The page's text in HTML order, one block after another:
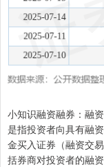
小知识融资融券：融
是指投资者向具有融
金买入证券（融资交
括券商对投资者的融